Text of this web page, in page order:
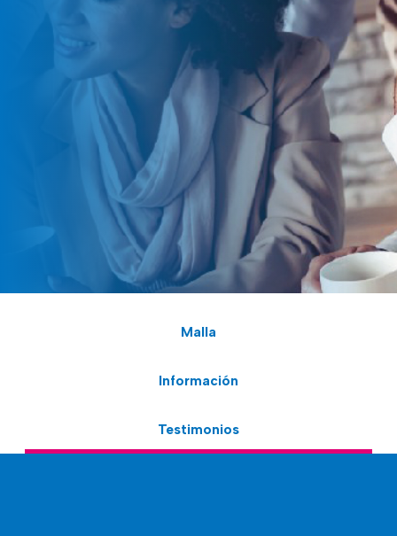
Malla
Información
Testimonios